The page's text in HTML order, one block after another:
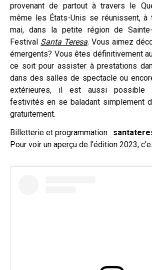
provenant de partout à travers le
même les États-Unis se réunissent,
mai, dans la petite région de
Festival Santa Teresa. Vous aimez
émergents? Vous êtes définitivement
ce soit pour assister à prestations
dans des salles de spectacle ou
extérieures, il est aussi possible
festivités en se baladant simplement
gratuitement.
Billetterie et programmation :
Pour voir un aperçu de l’édition 2023,